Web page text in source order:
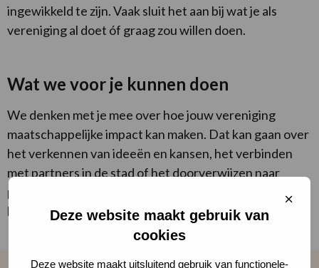
Deze website maakt gebruik van
cookies
Deze website maakt uitsluitend gebruik van functionele-
Sluit
ingewikkeld te zijn. Vaak sluit het aan bij wat je als
vereniging al doet óf graag zou willen doen.
Wat we voor je kunnen doen
We denken met je mee over hoe jouw vereniging
maatschappelijke impact kan maken. Dat kan gaan over
het verkennen van ideeën en kansen, het verbinden
met partners in de stad of het doorverwijzen naar
passende ondersteuning of regelingen. Altijd passend
bij jouw club, tempo en mogelijkheden.